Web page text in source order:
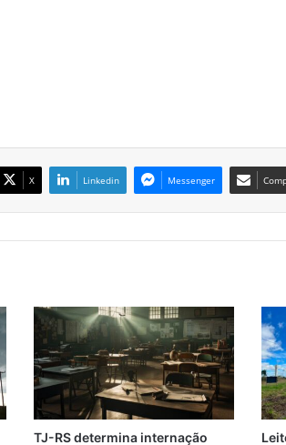
X Linkedin Messenger
TJ-RS determina internação